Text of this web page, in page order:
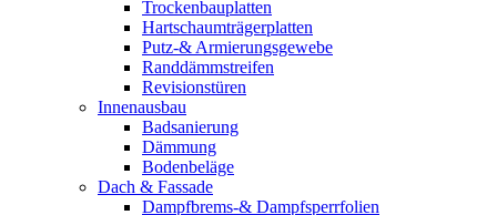
Trockenbauplatten
Hartschaumträgerplatten
Putz-& Armierungsgewebe
Randdämmstreifen
Revisionstüren
Innenausbau
Badsanierung
Dämmung
Bodenbeläge
Dach & Fassade
Dampfbrems-& Dampfsperrfolien